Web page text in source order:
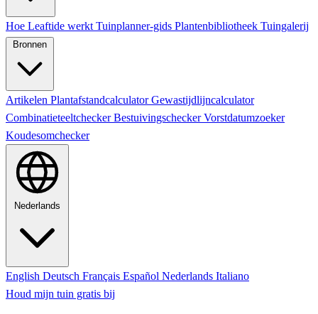
Hoe Leaftide werkt Tuinplanner-gids Plantenbibliotheek Tuingalerij
Bronnen
Artikelen PlantafstandcalculatorGewastijdlijncalculator
CombinatieteeltcheckerBestuivingscheckerVorstdatumzoeker
Koudesomchecker
Nederlands
English Deutsch Français Español Nederlands Italiano
Houd mijn tuin gratis bij